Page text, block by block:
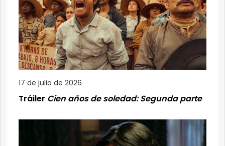
17 de julio de 2026
Tráiler Cien años de soledad: Segunda parte